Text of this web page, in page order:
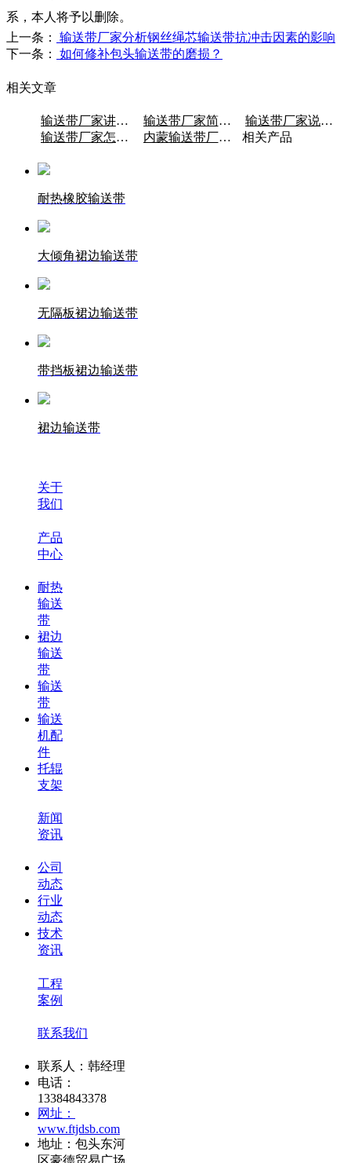
系，本人将予以删除。
上一条：
输送带厂家分析钢丝绳芯输送带抗冲击因素的影响
下一条：
如何修补包头输送带的磨损？
相关文章
输送带厂家讲述耐热耐高温PVC输送带维… 输送带厂家简述阻燃输送带生产线打滑的原因
输送带厂家说明哪些托辊适合整芯阻燃输送…
输送带厂家怎样延长耐热输送带的使用期限？
内蒙输送带厂家说明托辊配件损坏的关键 相关产品
耐热橡胶输送带
大倾角裙边输送带
无隔板裙边输送带
带挡板裙边输送带
裙边输送带
关于
我们
产品
中心
耐热
输送
带
裙边
输送
带
输送
带
输送
机配
件
托辊
支架
新闻
资讯
公司
动态
行业
动态
技术
资讯
工程
案例
联系我们
联系人：韩经理
电话：
13384843378
网址：
www.ftjdsb.com
地址：包头东河